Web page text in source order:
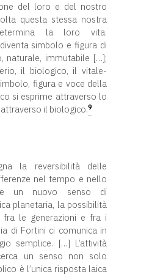
del loro e del nostro
questa stessa nostra
la loro vita.
simbolo e figura di
naturale, immutabile […];
il biologico, il vitale-
figura e voce della
si esprime attraverso lo
il biologico.9
la reversibilità delle
nel tempo e nello
un nuovo senso di
planetaria, la possibilità
le generazioni e fra i
di Fortini ci comunica in
semplice. […] L’attività
un senso non solo
è l’unica risposta laica